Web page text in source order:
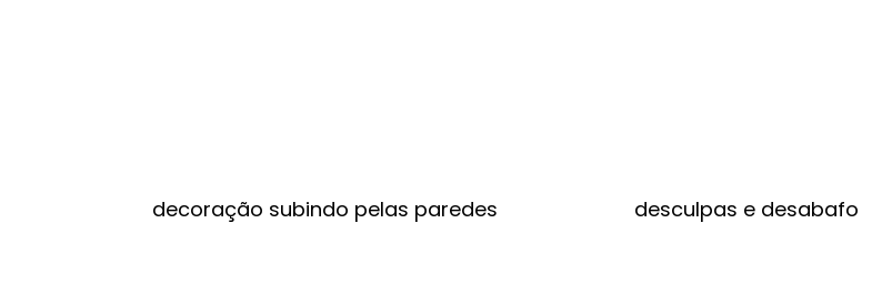
decoração subindo pelas paredes desculpas e desabafo